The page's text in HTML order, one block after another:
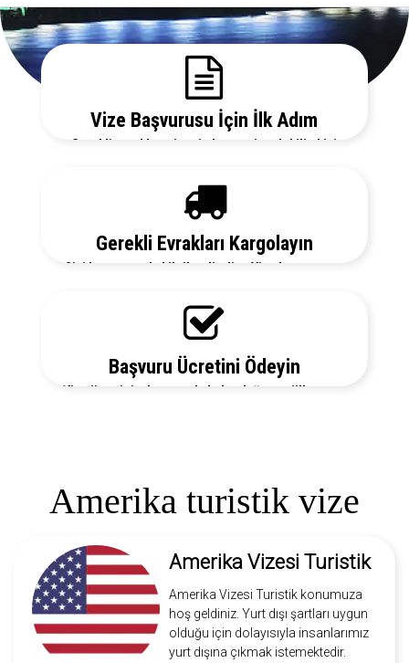
Vize Başvurusu İçin İlk Adım
Gerekli evrakları sitemizden temin edebilir, bizi
Gerekli Evrakları Kargolayın
Sizi her aşamada bilgilendirelim. Vize başvurunuz
Başvuru Ücretini Ödeyin
Vize ücretiniz, başvuruda bulunduğunuz ülkeye ve
Amerika turistik vize
Amerika Vizesi Turistik
Amerika Vizesi Turistik konumuza
hoş geldiniz. Yurt dışı şartları uygun
olduğu için dolayısıyla insanlarımız
yurt dışına çıkmak istemektedir.